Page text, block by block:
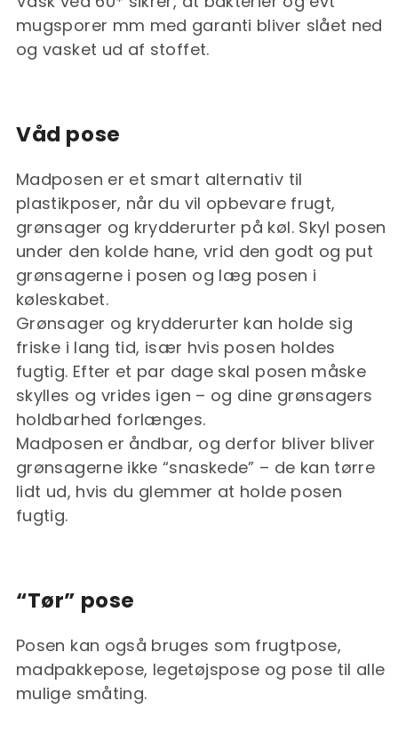
mugsporer mm med garanti bliver slået ned
og vasket ud af stoffet.
Våd pose
Madposen er et smart alternativ til
plastikposer, når du vil opbevare frugt,
grønsager og krydderurter på køl. Skyl posen
under den kolde hane, vrid den godt og put
grønsagerne i posen og læg posen i
køleskabet.
Grønsager og krydderurter kan holde sig
friske i lang tid, især hvis posen holdes
fugtig. Efter et par dage skal posen måske
skylles og vrides igen – og dine grønsagers
holdbarhed forlænges.
Madposen er åndbar, og derfor bliver bliver
grønsagerne ikke “snaskede” – de kan tørre
lidt ud, hvis du glemmer at holde posen
fugtig.
“Tør” pose
Posen kan også bruges som frugtpose,
madpakkepose, legetøjspose og pose til alle
mulige småting.